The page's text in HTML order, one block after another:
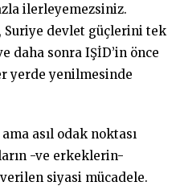
ilerleyemezsiniz.
Suriye devlet güçlerini tek
daha sonra IŞİD’in önce
yerde yenilmesinde
asıl odak noktası
-ve erkeklerin-
siyasi mücadele.